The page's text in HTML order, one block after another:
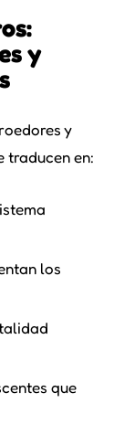
y
y
traducen en:
los
que